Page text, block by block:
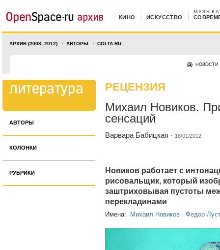
КИНО ИСКУССТВО
МУЗЫКА
АРХИВ (2008–2012) АВТОРЫ COLTA.RU
НОВОСТИ
АВТОРЫ
КОЛОНКИ
РУБРИКИ
РЕЦЕНЗИЯ
Михаил Новиков.
сенсаций
Варвара Бабицкая · 18/01/2012
Новиков работает с
рисовальщик, который
заштриховывая пустоты
перекладинами
Имена: Михаил Новиков · Федор